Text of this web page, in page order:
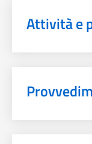
Attività e